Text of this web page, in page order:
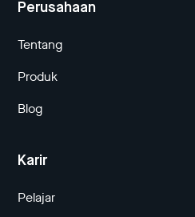
Perusahaan
Tentang
Produk
Blog
Karir
Pelajar